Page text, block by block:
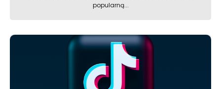
popularną...